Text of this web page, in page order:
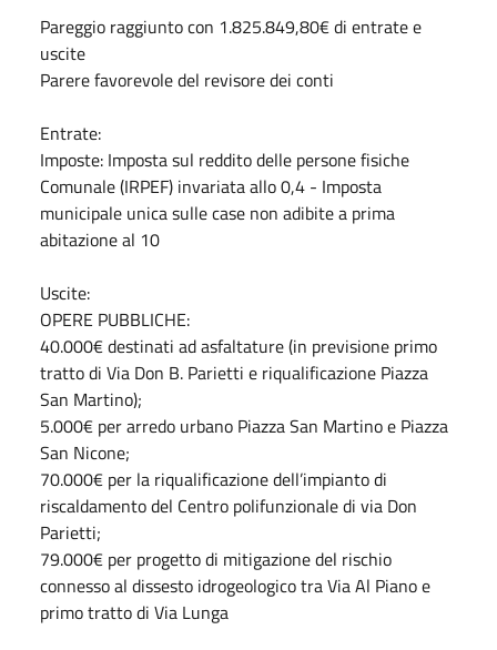
Pareggio raggiunto con 1.825.849,80€ di entrate e
uscite
Parere favorevole del revisore dei conti
Entrate:
Imposte: Imposta sul reddito delle persone fisiche
Comunale (IRPEF) invariata allo 0,4 - Imposta
municipale unica sulle case non adibite a prima
abitazione al 10
Uscite:
OPERE PUBBLICHE:
40.000€ destinati ad asfaltature (in previsione primo
tratto di Via Don B. Parietti e riqualificazione Piazza
San Martino);
5.000€ per arredo urbano Piazza San Martino e Piazza
San Nicone;
70.000€ per la riqualificazione dell’impianto di
riscaldamento del Centro polifunzionale di via Don
Parietti;
79.000€ per progetto di mitigazione del rischio
connesso al dissesto idrogeologico tra Via Al Piano e
primo tratto di Via Lunga